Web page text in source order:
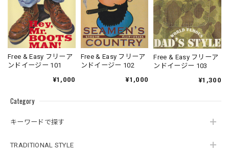
Category
キーワードで探す
TRADITIONAL STYLE
Free & Easy フリーア
ンドイージー 101
¥1,000
Free & Easy フリーア
ンドイージー 102
¥1,000
Free & Easy フリーア
ンドイージー 103
¥1,300